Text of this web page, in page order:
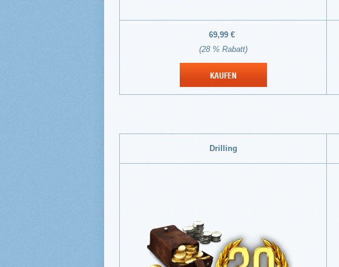
69,99 €
(28 % Rabatt)
KAUFEN
Drilling